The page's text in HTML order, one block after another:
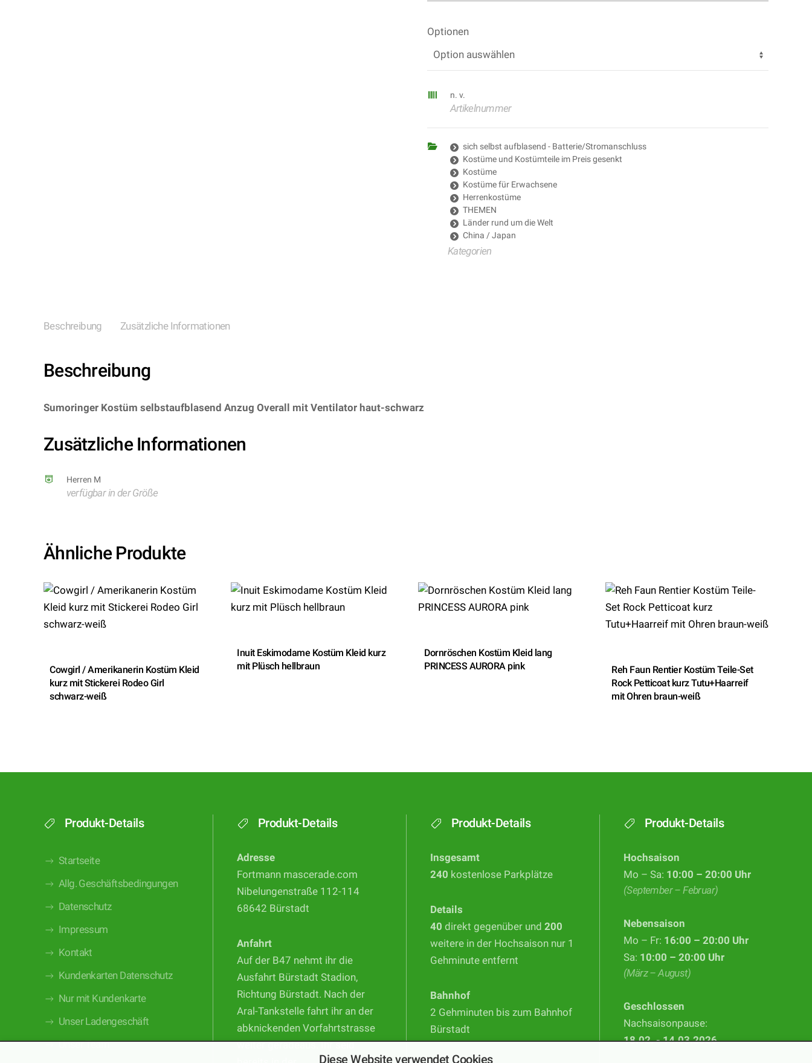
Optionen
n. v.
Artikelnummer
sich selbst aufblasend - Batterie/Stromanschluss
Kostüme und Kostümteile im Preis gesenkt
Kostüme
Kostüme für Erwachsene
Herrenkostüme
THEMEN
Länder rund um die Welt
China / Japan
Kategorien
Beschreibung Zusätzliche Informationen
Beschreibung
Sumoringer Kostüm selbstaufblasend Anzug Overall mit Ventilator haut-schwarz
Zusätzliche Informationen
Herren M
verfügbar in der Größe
Ähnliche Produkte
Cowgirl / Amerikanerin Kostüm Kleid
kurz mit Stickerei Rodeo Girl
schwarz-weiß
Inuit Eskimodame Kostüm Kleid kurz
mit Plüsch hellbraun
Dornröschen Kostüm Kleid lang
PRINCESS AURORA pink
Reh Faun Rentier Kostüm Teile-Set
Rock Petticoat kurz Tutu+Haarreif
mit Ohren braun-weiß
Produkt-Details
Startseite
Allg. Geschäftsbedingungen
Datenschutz
Impressum
Kontakt
Kundenkarten Datenschutz
Nur mit Kundenkarte
Unser Ladengeschäft
Unser Team
Produkt-Details
Adresse
Fortmann mascerade.com
Nibelungenstraße 112-114
68642 Bürstadt
Anfahrt
Auf der B47 nehmt ihr die
Ausfahrt Bürstadt Stadion,
Richtung Bürstadt. Nach der
Aral-Tankstelle fahrt ihr an der
abknickenden Vorfahrtstrasse
weiter geradeaus. Ihr seid
Produkt-Details
Insgesamt
240 kostenlose Parkplätze
Details
40 direkt gegenüber und 200
weitere in der Hochsaison nur 1
Gehminute entfernt
Bahnhof
2 Gehminuten bis zum Bahnhof
Bürstadt
Produkt-Details
Hochsaison
Mo – Sa: 10:00 – 20:00 Uhr
(September – Februar)
Nebensaison
Mo – Fr: 16:00 – 20:00 Uhr
Sa: 10:00 – 20:00 Uhr
(März – August)
Geschlossen
Nachsaisonpause:
18.02. - 14.03.2026
Diese Website verwendet Cookies